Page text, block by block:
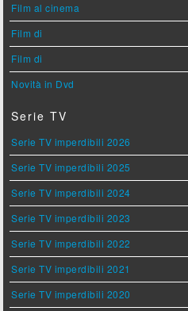
Film al cinema
Film di
Film di
Novità in Dvd
Serie TV
Serie TV imperdibili 2026
Serie TV imperdibili 2025
Serie TV imperdibili 2024
Serie TV imperdibili 2023
Serie TV imperdibili 2022
Serie TV imperdibili 2021
Serie TV imperdibili 2020